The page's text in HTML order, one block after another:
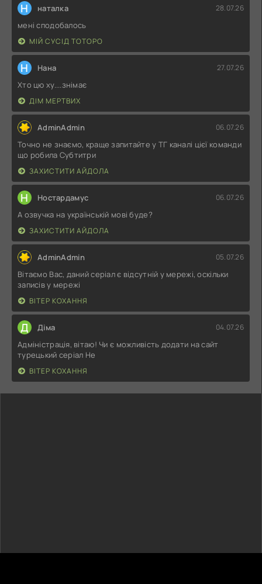
Н наталка 28.07.26
мені сподобалось
МІЙ СУСІД ТОТОРО
Н Нана 27.07.26
Хто цю ху....знімає
ДІМ МЕРТВИХ
AdminAdmin 06.07.26
Точно не знаємо, краще запитайте у ТГ каналі цієї команди
що робила Субтитри
ЗАХИСТИТИ АЙДОЛА
Н Ностардамус 06.07.26
А озвучка на українській мові буде?
ЗАХИСТИТИ АЙДОЛА
AdminAdmin 05.07.26
Вітаємо Вас, даний серіал є відсутній у мережі, оскільки
записів у мережі
ВІТЕР КОХАННЯ
Д Діма 04.07.26
Адміністрація, вітаю! Чи є можливість додати на сайт
турецький серіал Не
ВІТЕР КОХАННЯ